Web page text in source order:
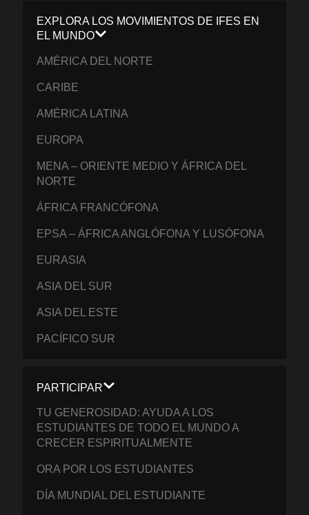
EXPLORA LOS MOVIMIENTOS DE IFES EN
EL MUNDO
AMÉRICA DEL NORTE
CARIBE
AMÉRICA LATINA
EUROPA
MENA – ORIENTE MEDIO Y ÁFRICA DEL
NORTE
ÁFRICA FRANCÓFONA
EPSA – ÁFRICA ANGLÓFONA Y LUSÓFONA
EURASIA
ASIA DEL SUR
ASIA DEL ESTE
PACÍFICO SUR
PARTICIPAR
TU GENEROSIDAD: AYUDA A LOS
ESTUDIANTES DE TODO EL MUNDO A
CRECER ESPIRITUALMENTE
ORA POR LOS ESTUDIANTES
DÍA MUNDIAL DEL ESTUDIANTE